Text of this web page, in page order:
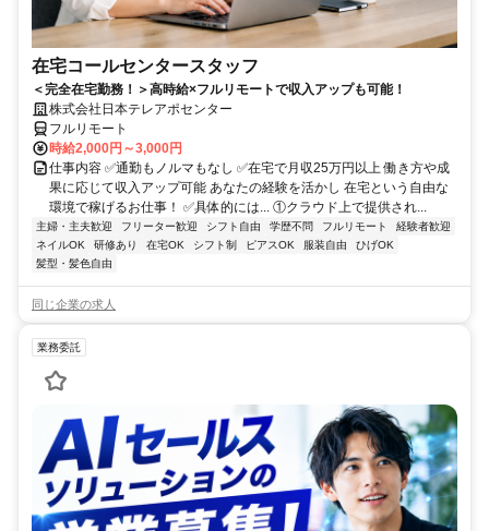
在宅コールセンタースタッフ
＜完全在宅勤務！＞高時給×フルリモートで収入アップも可能！
株式会社日本テレアポセンター
フルリモート
時給2,000円～3,000円
仕事内容 ✅通勤もノルマもなし ✅在宅で月収25万円以上 働き方や成
果に応じて収入アップ可能 あなたの経験を活かし 在宅という自由な
環境で稼げるお仕事！ ✅具体的には... ①クラウド上で提供され...
主婦・主夫歓迎 フリーター歓迎 シフト自由 学歴不問 フルリモート
経験者歓迎
ネイルOK
研修あり 在宅OK シフト制 ピアスOK 服装自由
ひげOK
髪型・髪色自由
同じ企業の求人
業務委託